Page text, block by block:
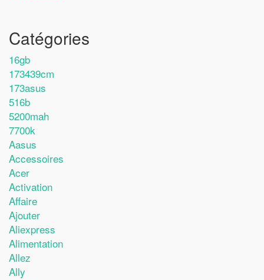
Catégories
16gb
173439cm
173asus
516b
5200mah
7700k
Aasus
Accessoires
Acer
Activation
Affaire
Ajouter
Aliexpress
Alimentation
Allez
Ally